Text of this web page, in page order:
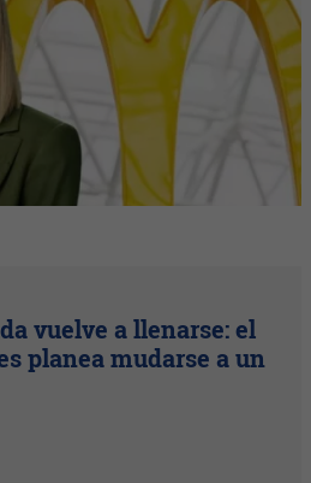
vuelve a llenarse: el
planea mudarse a un